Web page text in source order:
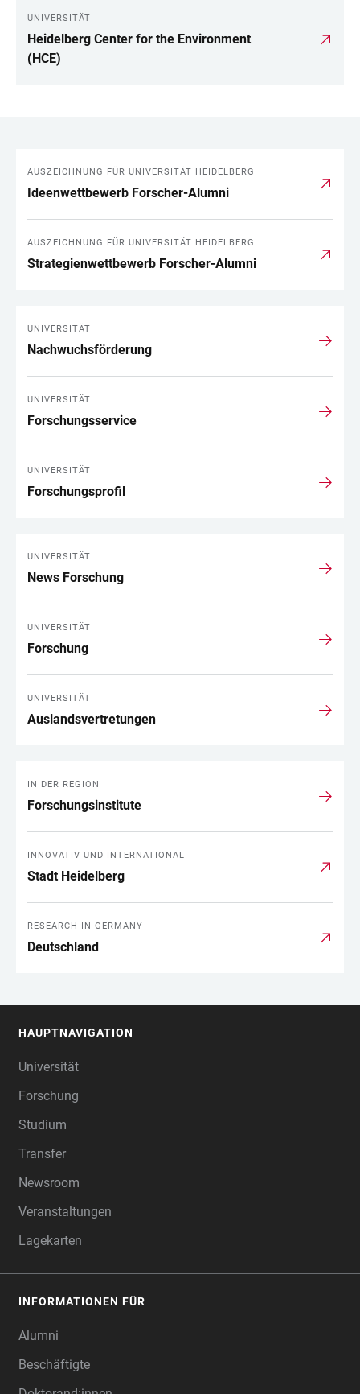
UNIVERSITÄT
Heidelberg Center for the Environment
(HCE)
LINKS
AUSZEICHNUNG FÜR UNIVERSITÄT HEIDELBERG
Ideenwettbewerb Forscher-Alumni
AUSZEICHNUNG FÜR UNIVERSITÄT HEIDELBERG
Strategienwettbewerb Forscher-Alumni
UNIVERSITÄT
Nachwuchsförderung
UNIVERSITÄT
Forschungsservice
UNIVERSITÄT
Forschungsprofil
UNIVERSITÄT
News Forschung
UNIVERSITÄT
Forschung
UNIVERSITÄT
Auslandsvertretungen
IN DER REGION
Forschungsinstitute
INNOVATIV UND INTERNATIONAL
Stadt Heidelberg
RESEARCH IN GERMANY
Deutschland
HAUPTNAVIGATION
Universität
Forschung
Studium
Transfer
Newsroom
Veranstaltungen
Lagekarten
INFORMATIONEN FÜR
Alumni
Beschäftigte